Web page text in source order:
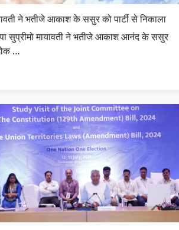
ने भतीजे आकाश के ससुर को पार्टी से निकाला
सुप्रीमो मायावती ने भतीजे आकाश आनंद के ससुर
…